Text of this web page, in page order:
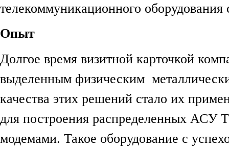
телекоммуникационного оборудования
Опыт
Долгое время визитной карточкой
выделенным физическим
качества этих решений стало их
для построения распределенных АСУ
модемами. Такое оборудование с